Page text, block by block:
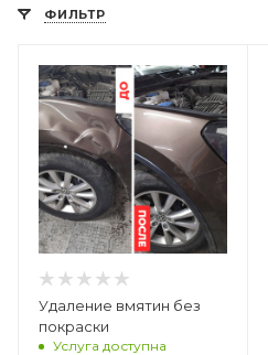
ФИЛЬТР
Удаление вмятин без
покраски
Услуга доступна